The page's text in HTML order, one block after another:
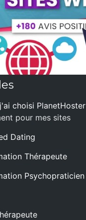
choisi PlanetHoster
pour mes sites
Dating
Thérapeute
Psychopraticien